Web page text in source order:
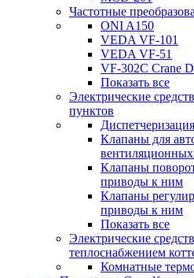
Частотные
ONI A150
VEDA VF-101
VEDA VF-51
VF-302C Crane
Показать все
Электрические
пунктов
Клапаны для
вентиляционных
Клапаны
приводы к ним
Клапаны
приводы к ним
Показать все
Электрические
теплоснабжением
Комнатные